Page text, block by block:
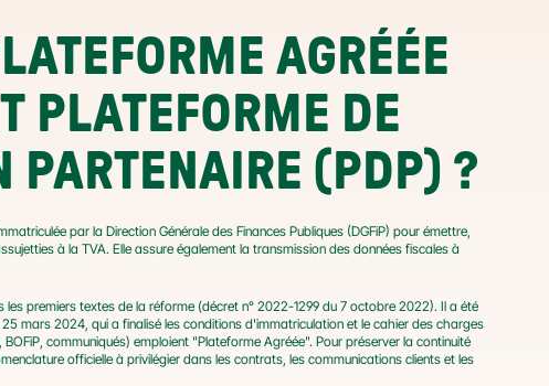
AGRÉÉE
PLATEFORME DE
PARTENAIRE (PDP) ?
par la Direction Générale des Finances Publiques (DGFiP) pour émettre,
à la TVA. Elle assure également la transmission des données fiscales à
premiers textes de la réforme (décret n° 2022-1299 du 7 octobre 2022). Il a été
mars 2024, qui a finalisé les conditions d'immatriculation et le cahier des charges
communiqués) emploient "Plateforme Agréée". Pour préserver la continuité
officielle à privilégier dans les contrats, les communications clients et les